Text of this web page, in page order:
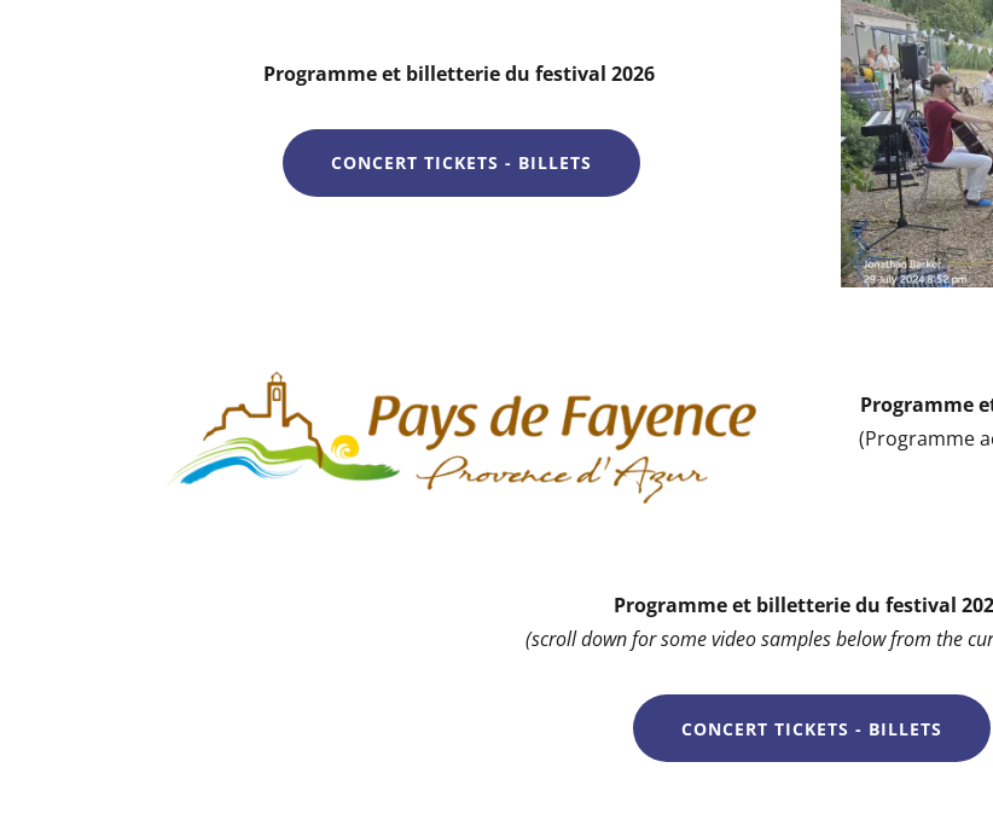
Programme et billetterie du festival 2026
CONCERT TICKETS - BILLETS
Programme
(Programme
Programme et billetterie du festival
(scroll down for some video samples below from the
CONCERT TICKETS - BILLETS